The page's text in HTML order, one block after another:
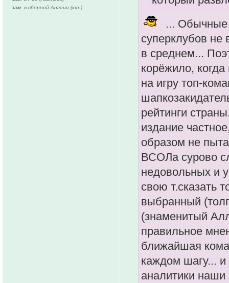
... Обычные
суперклубов не
в среднем...
корёжило,
на игру топ-
рейтинги
издание
образом не
ВСОЛа сурово
недовольных и
свою т.сказать
выбранный
(знаменитый
правильное
ближайшая
каждом шагу...
аналитики
зам. в сборной Англии (юн.)